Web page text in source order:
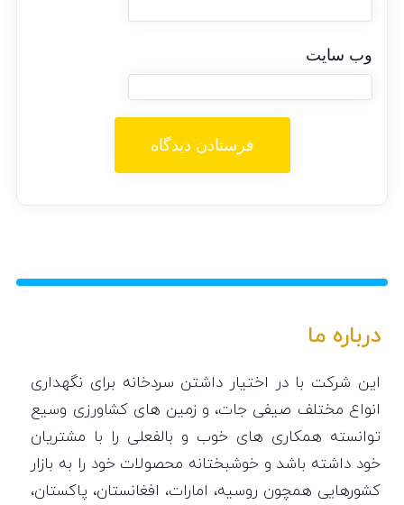
وب‌ سایت
درباره ما
این شرکت با در اختیار داشتن سردخانه برای نگهداری
انواع مختلف صیفی جات، و زمین های کشاورزی وسیع
توانسته همکاری های خوب و بالفعلی را با مشتریان
خود داشته باشد و خوشبختانه محصولات خود را به بازار
کشورهایی همچون روسیه، امارات، افغانستان، پاکستان،